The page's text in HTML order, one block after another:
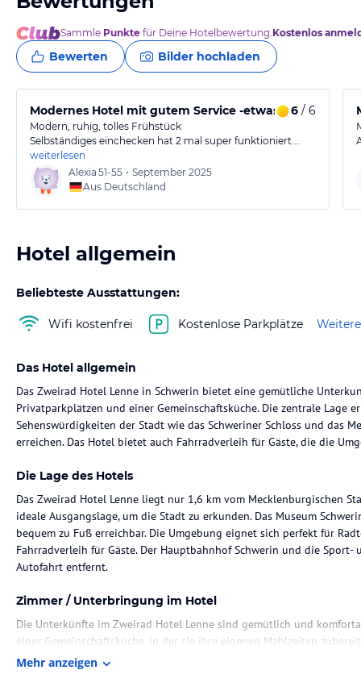
Sammle Punkte für Deine Hotelbewertung.Kostenlos
Bewerten Bilder hochladen
Modernes Hotel mit gutem Service -etwas außerhalb
6 / 6
Modern, ruhig, tolles Frühstück
Selbständiges einchecken hat 2 mal super funktioniert.…
weiterlesen
Alexia 51-55 • September 2025
Aus Deutschland
Hotel allgemein
Beliebteste Ausstattungen:
Wifi kostenfrei Kostenlose Parkplätze
Das Hotel allgemein
Das Zweirad Hotel Lenne in Schwerin bietet eine gemütliche
Privatparkplätzen und einer Gemeinschaftsküche. Die zentrale Lage
Sehenswürdigkeiten der Stadt wie das Schweriner Schloss und das
erreichen. Das Hotel bietet auch Fahrradverleih für Gäste, die die
Die Lage des Hotels
Das Zweirad Hotel Lenne liegt nur 1,6 km vom Mecklenburgischen
ideale Ausgangslage, um die Stadt zu erkunden. Das Museum
bequem zu Fuß erreichbar. Die Umgebung eignet sich perfekt für
Fahrradverleih für Gäste. Der Hauptbahnhof Schwerin und die
Autofahrt entfernt.
Zimmer / Unterbringung im Hotel
Die Unterkünfte im Zweirad Hotel Lenne sind gemütlich und
einer Gemeinschaftsküche, in der sie ihre eigenen Mahlzeiten
Bereichen des Hotels verfügbar.
Mehr anzeigen